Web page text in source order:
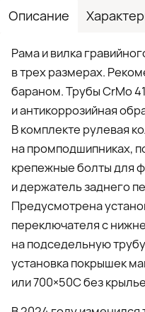
Описание
Рама и вилка
в трех размерах.
бараном. Трубы CrMo
и антикоррозийная
В комплекте рулевая
на промподшипниках,
крепежные болты для
и держатель заднего
Предусмотрена
переключателя с
на подседельную
установка покрышек
или 700×50С без